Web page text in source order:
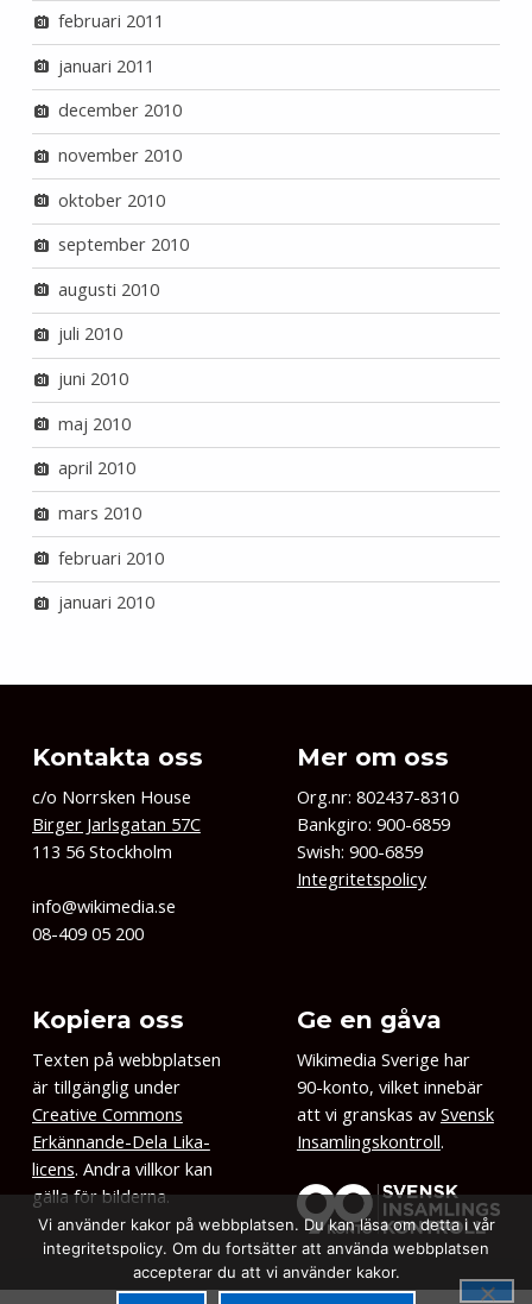
februari 2011
januari 2011
december 2010
november 2010
oktober 2010
september 2010
augusti 2010
juli 2010
juni 2010
maj 2010
april 2010
mars 2010
februari 2010
januari 2010
Kontakta oss
c/o Norrsken House
Birger Jarlsgatan 57C
113 56 Stockholm
info@wikimedia.se
08-409 05 200
Mer om oss
Org.nr: 802437-8310
Bankgiro: 900-6859
Swish: 900-6859
Integritetspolicy
Kopiera oss
Texten på webbplatsen
är tillgänglig under
Creative Commons
Erkännande-Dela Lika-
licens. Andra villkor kan
gälla för bilderna.
Ge en gåva
Wikimedia Sverige har
90-konto, vilket innebär
att vi granskas av Svensk
Insamlingskontroll.
Vi använder kakor på webbplatsen. Du kan läsa om detta i vår
integritetspolicy. Om du fortsätter att använda webbplatsen
accepterar du att vi använder kakor.